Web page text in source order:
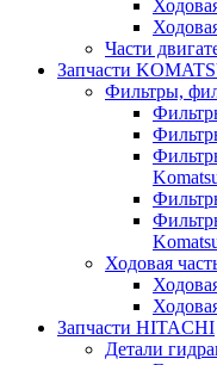
Части
Запчасти
Фильтры,
Ходовая
Запчасти HITACHI
Детали